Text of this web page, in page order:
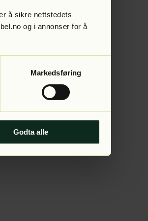
å sikre nettstedets
og i annonser for å
Markedsføring
Godta alle